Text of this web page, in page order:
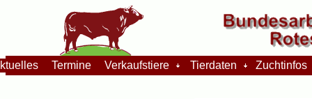
Termine Verkaufstiere Tierdaten Zuchtinfos